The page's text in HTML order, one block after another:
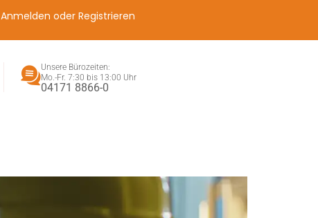
Anmelden oder Registrieren
Unsere Bürozeiten:
Mo.-Fr. 7:30 bis 13:00 Uhr
04171 8866-0